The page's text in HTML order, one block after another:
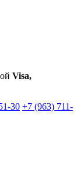
Visa,
30 +7 (963) 711-